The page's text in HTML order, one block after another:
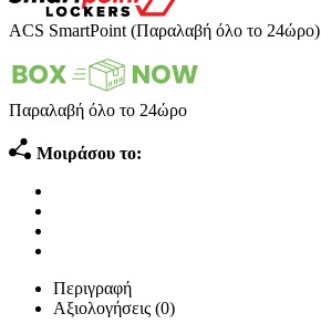
ACS SmartPoint (Παραλαβή όλο το 24ώρο)
Παραλαβή όλο το 24ώρο
Μοιράσου το:
Περιγραφή
Αξιολογήσεις (0)